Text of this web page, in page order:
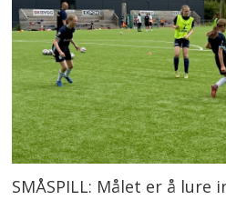
SMÅSPILL: Målet er å lure